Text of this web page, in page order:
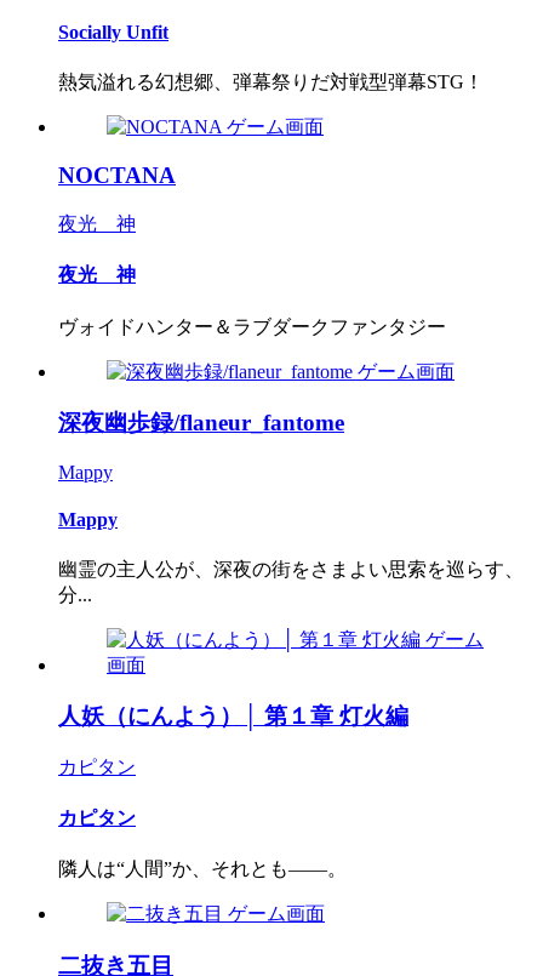
Socially Unfit
熱気溢れる幻想郷、弾幕祭りだ対戦型弾幕STG！
NOCTANA
夜光 神
夜光 神
ヴォイドハンター＆ラブダークファンタジー
深夜幽歩録/flaneur_fantome
Mappy
Mappy
幽霊の主人公が、深夜の街をさまよい思索を巡らす、
分...
人妖（にんよう）│ 第１章 灯火編
カピタン
カピタン
隣人は“人間”か、それとも――。
二抜き五目